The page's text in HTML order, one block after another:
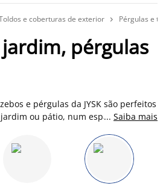
e coberturas de exterior  Pérgulas e
pérgulas
e pérgulas da JYSK são perfeitos
ou pátio, num espaço elegante
proteção contra
amovíveis, estas pérgulas oferecem,
mas também privacidade e
cores suaves como branco, bege e
... Saiba mais